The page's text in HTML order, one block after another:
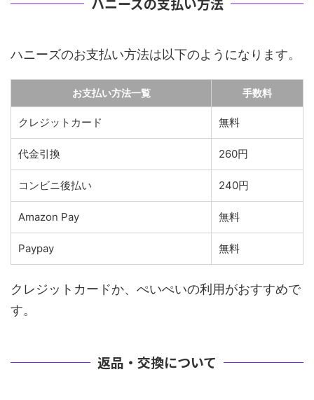
ハニーズのお支払い方法は以下のようになります。
お支払い方法一覧 手数料
クレジットカード 無料
代金引換 260円
コンビニ後払い 240円
Amazon Pay 無料
Paypay 無料
クレジットカードか、ぺいぺいの利用がおすすめで
す。
返品・交換について